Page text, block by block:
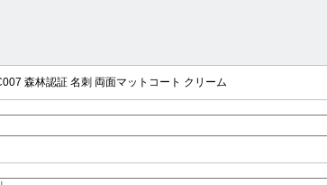
森林認証 名刺 両面マットコート クリーム